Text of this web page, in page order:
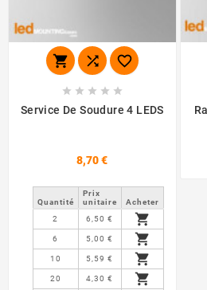
  
    
Service De Soudure 4 LEDS
8,70 €
Quantité
Prix ​​
unitaire
Acheter
2
6,50 € 
6 5,00 € 
10 5,59 € 
20 4,30 € 